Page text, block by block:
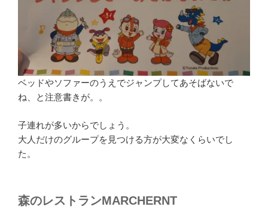
ベッドやソファーのうえでジャンプしてあそばないで
ね、と注意書きが。。
子連れが多いからでしょう。
大人だけのグループを見つける方が大変なくらいでし
た。
森のレストランMARCHERNT